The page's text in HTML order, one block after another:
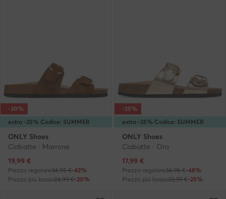
extra -25% Codice: SUMMER
-20%
ONLY Shoes
Ciabatte · Marrone
Prezzo attuale
19,99 €
Prezzo regolare34,95 €-42%
Prezzo più basso24,99 €-20%
extra -25% Codice: SUMMER
-25%
ONLY Shoes
Ciabatte · Oro
Prezzo attuale
17,99 €
Prezzo regolare34,95 €-48%
Prezzo più basso23,99 €-25%